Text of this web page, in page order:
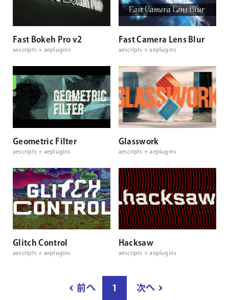
Fast Bokeh Pro v2
aescripts + aeplugins
Fast Camera Lens Blur
aescripts + aeplugins
Geometric Filter
aescripts + aeplugins
Glasswork
aescripts + aeplugins
Glitch Control
aescripts + aeplugins
Hacksaw
aescripts + aeplugins
前へ 1 次へ